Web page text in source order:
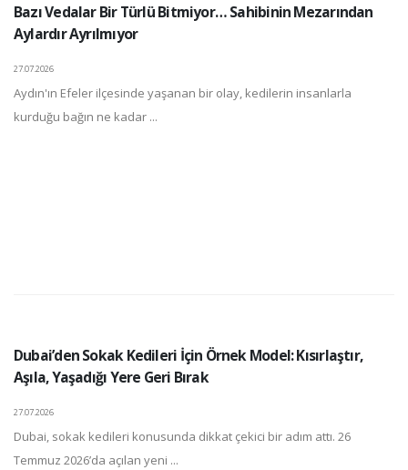
Bazı Vedalar Bir Türlü Bitmiyor… Sahibinin Mezarından
Aylardır Ayrılmıyor
27.07.2026
Aydın'ın Efeler ilçesinde yaşanan bir olay, kedilerin insanlarla
kurduğu bağın ne kadar ...
Dubai’den Sokak Kedileri İçin Örnek Model: Kısırlaştır,
Aşıla, Yaşadığı Yere Geri Bırak
27.07.2026
Dubai, sokak kedileri konusunda dikkat çekici bir adım attı. 26
Temmuz 2026’da açılan yeni ...